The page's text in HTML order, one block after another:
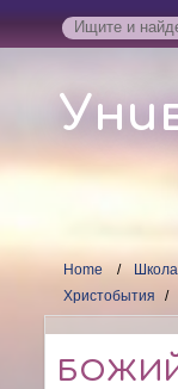
Home
Христобытия